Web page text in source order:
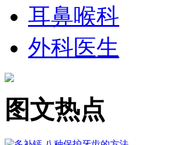
耳鼻喉科
外科医生
图文热点